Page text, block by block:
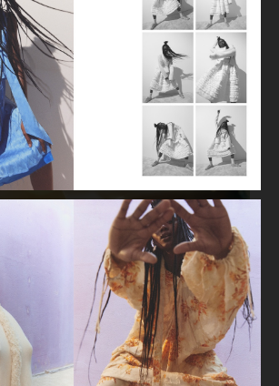
ELLE SWEDEN